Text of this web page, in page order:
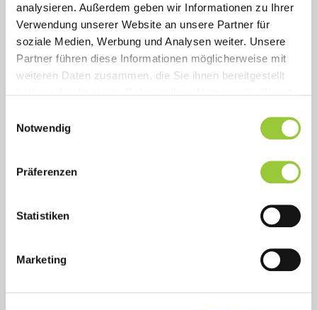
analysieren. Außerdem geben wir Informationen zu Ihrer
Verwendung unserer Website an unsere Partner für
soziale Medien, Werbung und Analysen weiter. Unsere
Partner führen diese Informationen möglicherweise mit
weiteren Daten zusammen, die Sie ihnen bereitgestellt
Cookies, wenn Sie unsere Webseite weiterhin nutzen.
Notwendig
Präferenzen
Statistiken
Marketing
Ziel
Inhalt
Dauer und Struktur
Zielgruppe und Voraussetzungen
Ann-Sophie von Castell
ann.castell@bamberger-akademien.de